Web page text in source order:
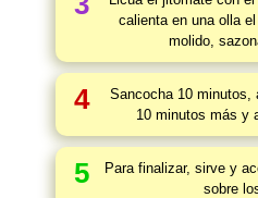
calienta en una olla
molido,
4
Sancocha 10 minutos,
10 minutos más y
5
Para finalizar, sirve y
sobre